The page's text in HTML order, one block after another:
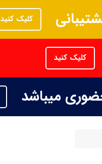
کلیک کنید
کلیک کنید
میباشد